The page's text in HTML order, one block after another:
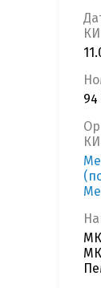
КИ
94
КИ